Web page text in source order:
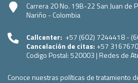
Carrera 20 No. 19B-22 San Juan de
Nariño - Colombia
Callcenter: +57 (602) 7244418 -
Cancelación de citas: +57
Codigo Postal:520003 | Redes de
Conoce nuestras políticas de tratamiento